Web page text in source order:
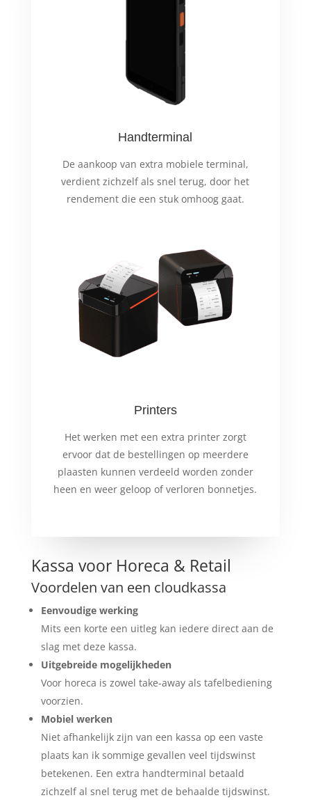
Handterminal
De aankoop van extra mobiele terminal,
verdient zichzelf als snel terug, door het
rendement die een stuk omhoog gaat.
Printers
Het werken met een extra printer zorgt
ervoor dat de bestellingen op meerdere
plaasten kunnen verdeeld worden zonder
heen en weer geloop of verloren bonnetjes.
Kassa voor Horeca & Retail
Voordelen van een cloudkassa
Eenvoudige werking
Mits een korte een uitleg kan iedere direct aan de
slag met deze kassa.
Uitgebreide mogelijkheden
Voor horeca is zowel take-away als tafelbediening
voorzien.
Mobiel werken
Niet afhankelijk zijn van een kassa op een vaste
plaats kan ik sommige gevallen veel tijdswinst
betekenen. Een extra handterminal betaald
zichzelf al snel terug met de behaalde tijdswinst.